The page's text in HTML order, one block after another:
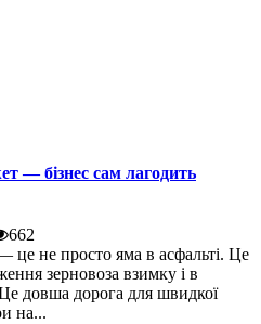
— бізнес сам лагодить
662
не просто яма в асфальті. Це
зерновоза взимку і в
довша дорога для швидкої
на...